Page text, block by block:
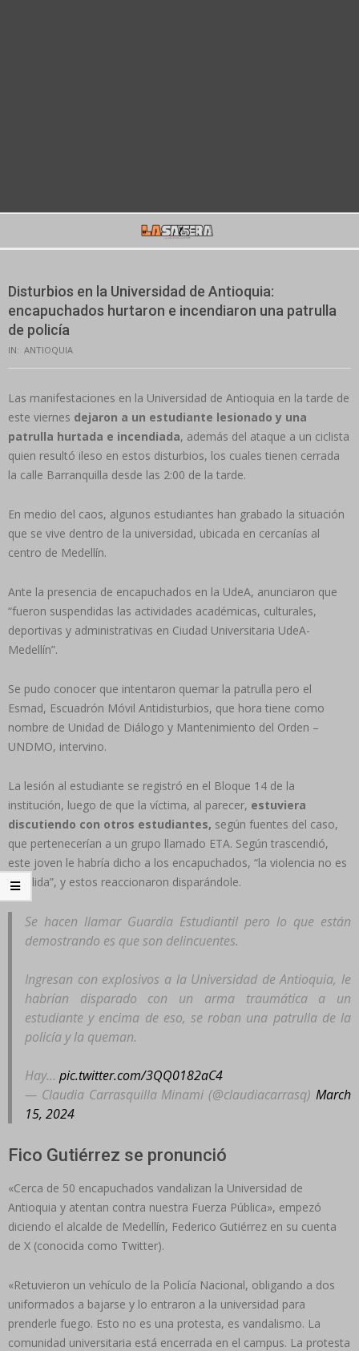
Disturbios en la Universidad de Antioquia:
encapuchados hurtaron e incendiaron una patrulla
de policía
IN: ANTIOQUIA
Las manifestaciones en la Universidad de Antioquia en la tarde de
este viernes dejaron a un estudiante lesionado y una
patrulla hurtada e incendiada, además del ataque a un ciclista
quien resultó ileso en estos disturbios, los cuales tienen cerrada
la calle Barranquilla desde las 2:00 de la tarde.
En medio del caos, algunos estudiantes han grabado la situación
que se vive dentro de la universidad, ubicada en cercanías al
centro de Medellín.
Ante la presencia de encapuchados en la UdeA, anunciaron que
“fueron suspendidas las actividades académicas, culturales,
deportivas y administrativas en Ciudad Universitaria UdeA-
Medellín”.
Se pudo conocer que intentaron quemar la patrulla pero el
Esmad, Escuadrón Móvil Antidisturbios, que hora tiene como
nombre de Unidad de Diálogo y Mantenimiento del Orden –
UNDMO, intervino.
La lesión al estudiante se registró en el Bloque 14 de la
institución, luego de que la víctima, al parecer, estuviera
discutiendo con otros estudiantes, según fuentes del caso,
que pertenecerían a un grupo llamado ETA. Según trascendió,
este joven le habría dicho a los encapuchados, “la violencia no es
la salida”, y estos reaccionaron disparándole.
Se hacen llamar Guardia Estudiantil pero lo que están
demostrando es que son delincuentes.
Ingresan con explosivos a la Universidad de Antioquia, le
habrían disparado con un arma traumática a un
estudiante y encima de eso, se roban una patrulla de la
policía y la queman.
Hay… pic.twitter.com/3QQ0182aC4
— Claudia Carrasquilla Minami (@claudiacarrasq) March
15, 2024
Fico Gutiérrez se pronunció
«Cerca de 50 encapuchados vandalizan la Universidad de
Antioquia y atentan contra nuestra Fuerza Pública», empezó
diciendo el alcalde de Medellín, Federico Gutiérrez en su cuenta
de X (conocida como Twitter).
«Retuvieron un vehículo de la Policía Nacional, obligando a dos
uniformados a bajarse y lo entraron a la universidad para
prenderle fuego. Esto no es una protesta, es vandalismo. La
comunidad universitaria está encerrada en el campus. La protesta